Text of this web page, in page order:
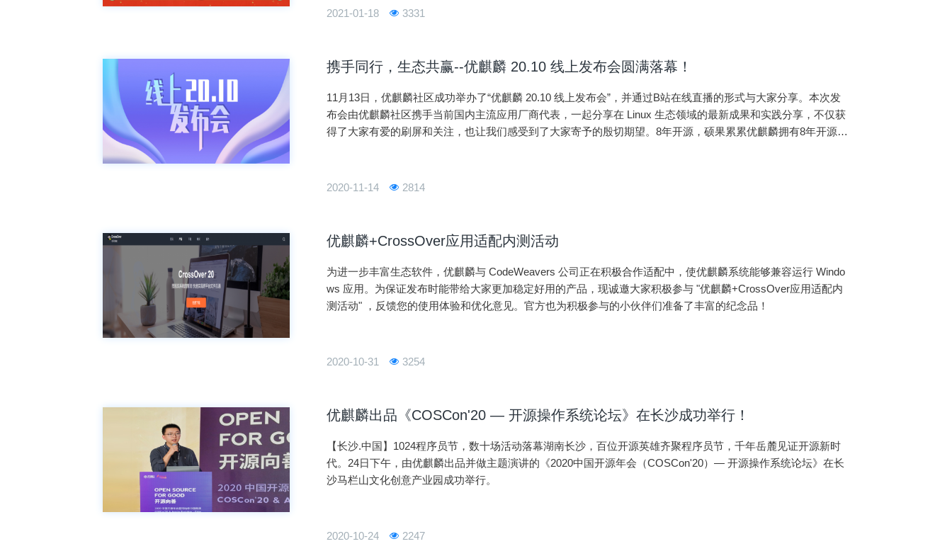
2021-01-18 3331
携手同行，生态共赢--优麒麟 20.10 线上发布会圆满落幕！
11月13日，优麒麟社区成功举办了“优麒麟 20.10 线上发布会”，并通过B站在线直播的形式与大家分享。本次发
布会由优麒麟社区携手当前国内主流应用厂商代表，一起分享在 Linux 生态领域的最新成果和实践分享，不仅获
得了大家有爱的刷屏和关注，也让我们感受到了大家寄予的殷切期望。8年开源，硕果累累优麒麟拥有8年开源实
2020-11-14 2814
优麒麟+CrossOver应用适配内测活动
为进一步丰富生态软件，优麒麟与 CodeWeavers 公司正在积极合作适配中，使优麒麟系统能够兼容运行 Windo
ws 应用。为保证发布时能带给大家更加稳定好用的产品，现诚邀大家积极参与 "优麒麟+CrossOver应用适配内
测活动" ，反馈您的使用体验和优化意见。官方也为积极参与的小伙伴们准备了丰富的纪念品！
2020-10-31 3254
优麒麟出品《COSCon'20 — 开源操作系统论坛》在长沙成功举行！
【长沙.中国】1024程序员节，数十场活动落幕湖南长沙，百位开源英雄齐聚程序员节，千年岳麓见证开源新时
代。24日下午，由优麒麟出品并做主题演讲的《2020中国开源年会（COSCon'20）— 开源操作系统论坛》在长
沙马栏山文化创意产业园成功举行。
2020-10-24 2247